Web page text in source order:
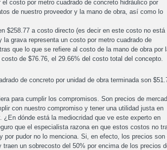
costo por metro cuadrado de concreto hidráulico por
de nuestro proveedor y la mano de obra, así como lo
$258.77 a costo directo (es decir en este costo no está
grava representa un costo por metro cuadrado de
que lo que se refiere al costo de la mano de obra por
de $76.76, el 29.66% del costo total del concepto.
de concreto por unidad de obra terminada son
para cumplir los compromisos. Son precios de
con nuestro compromiso y tener una utilidad justa en
dónde está la mediocridad que ve este experto en
que el especialista razona en que estos costos no
por pudor no lo menciona. Si, en efecto, los precios son
un sobrecosto del 50% por encima de los precios